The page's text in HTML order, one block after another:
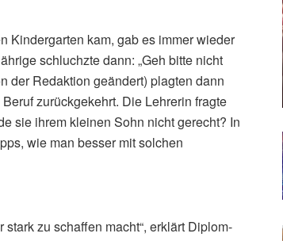
Kindergarten kam, gab es immer wieder
schluchzte dann: „Geh bitte nicht
der Redaktion geändert) plagten dann
zurückgekehrt. Die Lehrerin fragte
sie ihrem kleinen Sohn nicht gerecht? In
wie man besser mit solchen
zu schaffen macht“, erklärt Diplom-